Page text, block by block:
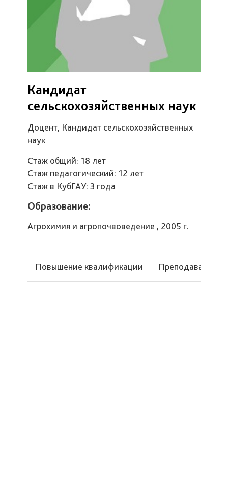
Кандидат
сельскохозяйственных наук
Доцент, Кандидат сельскохозяйственных
наук
Стаж общий: 18 лет
Стаж педагогический: 12 лет
Стаж в КубГАУ: 3 года
Образование:
Агрохимия и агропочвоведение , 2005 г.
Повышение квалификации Преподаваемые